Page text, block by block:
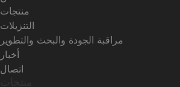
منتجات
التنزيلات
مراقبة الجودة والبحث والتطوير
أخبار
اتصال